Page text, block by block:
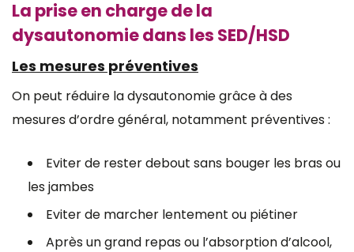
La prise en charge de la
dysautonomie dans les SED/HSD
Les mesures préventives
On peut réduire la dysautonomie grâce à des
mesures d’ordre général, notamment préventives :
Eviter de rester debout sans bouger les bras ou
les jambes
Eviter de marcher lentement ou piétiner
Après un grand repas ou l’absorption d’alcool,